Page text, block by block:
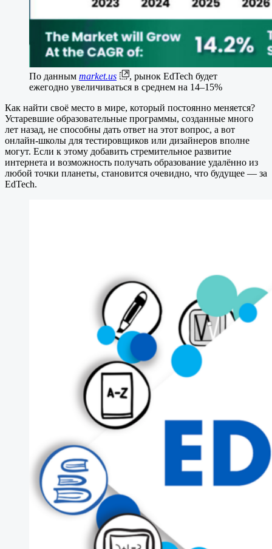
По данным market.us
, рынок EdTech будет
ежегодно увеличиваться в среднем на 14–15%
Как найти своё место в мире, который постоянно меняется?
Устаревшие образовательные программы, созданные много
лет назад, не способны дать ответ на этот вопрос, а вот
онлайн-школы для тестировщиков или дизайнеров вполне
могут. Если к этому добавить стремительное развитие
интернета и возможность получать образование удалённо из
любой точки планеты, становится очевидно, что будущее — за
EdTech.